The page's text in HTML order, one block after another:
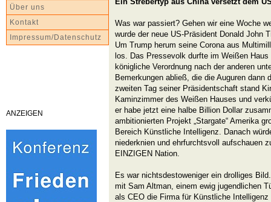
Über uns
Kontakt
Impressum/Datenschutz
ANZEIGEN
Was war passiert? Gehen wir eine Woche
wurde der neue US-Präsident Donald John
Um Trump herum seine Corona aus
los. Das Pressevolk durfte im Weißen
königliche Verordnung nach der anderen
Bemerkungen abließ, die die Auguren dann
zweiten Tag seiner Präsidentschaft stand
Kaminzimmer des Weißen Hauses und
er habe jetzt eine halbe Billion Dollar
ambitionierten Projekt „Stargate“ Amerika
Bereich Künstliche Intelligenz. Danach
niederknien und ehrfurchtsvoll aufschauen
EINZIGEN Nation.
Es war nichtsdestoweniger ein drolliges
mit Sam Altman, einem ewig jugendlichen
als CEO die Firma für Künstliche